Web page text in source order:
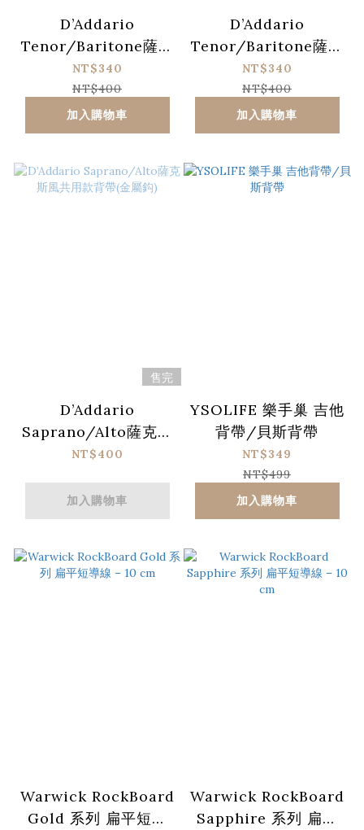
D’Addario
Tenor/Baritone薩克
斯風共用款背帶(金屬
鈎)
NT$340
NT$400
加入購物車
D’Addario
Tenor/Baritone薩克
斯風共用款背帶(塑膠
扣環)
NT$340
NT$400
加入購物車
售完
D’Addario
Saprano/Alto薩克斯
風共用款背帶(金屬鈎)
NT$400
加入購物車
YSOLIFE 樂手巢 吉他
背帶/貝斯背帶
NT$349
NT$499
加入購物車
Warwick RockBoard
Gold 系列 扁平短導
Warwick RockBoard
Sapphire 系列 扁平